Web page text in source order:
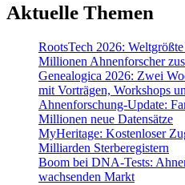
Aktuelle Themen
RootsTech 2026:
Millionen Ahnenforscher
Genealogica 2026: Zwei
mit Vorträgen, Workshops
Ahnenforschung-Update:
Millionen neue Datensätze
MyHeritage: Kostenloser
Milliarden Sterberegistern
Boom bei DNA-Tests:
wachsenden Markt